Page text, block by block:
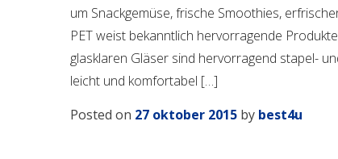
um Snackgemüse, frische Smoothies,
PET weist bekanntlich hervorragende
glasklaren Gläser sind hervorragend stapel-
leicht und komfortabel […]
Posted on 27 oktober 2015 by best4u